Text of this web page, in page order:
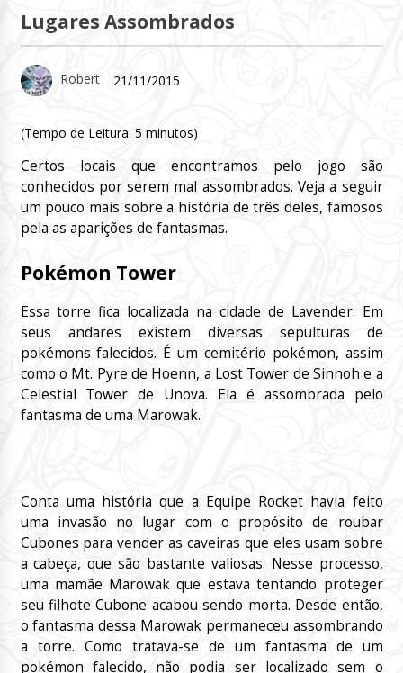
Lugares Assombrados
Robert 21/11/2015
(Tempo de Leitura: 5 minutos)
Certos locais que encontramos pelo jogo são
conhecidos por serem mal assombrados. Veja a seguir
um pouco mais sobre a história de três deles, famosos
pela as aparições de fantasmas.
Pokémon Tower
Essa torre fica localizada na cidade de Lavender. Em
seus andares existem diversas sepulturas de
pokémons falecidos. É um cemitério pokémon, assim
como o Mt. Pyre de Hoenn, a Lost Tower de Sinnoh e a
Celestial Tower de Unova. Ela é assombrada pelo
fantasma de uma Marowak.
Conta uma história que a Equipe Rocket havia feito
uma invasão no lugar com o propósito de roubar
Cubones para vender as caveiras que eles usam sobre
a cabeça, que são bastante valiosas. Nesse processo,
uma mamãe Marowak que estava tentando proteger
seu filhote Cubone acabou sendo morta. Desde então,
o fantasma dessa Marowak permaneceu assombrando
a torre. Como tratava-se de um fantasma de um
pokémon falecido, não podia ser localizado sem o